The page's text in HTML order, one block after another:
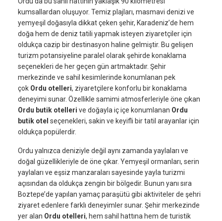
kumsallardan oluşuyor. Temiz plajları, masmavi denizi ve
yemyeşil doğasıyla dikkat çeken şehir, Karadeniz’de hem
doğa hem de deniz tatili yapmak isteyen ziyaretçiler için
oldukça cazip bir destinasyon haline gelmiştir. Bu gelişen
turizm potansiyeline paralel olarak şehirde konaklama
seçenekleri de her geçen gün artmaktadır. Şehir
merkezinde ve sahil kesimlerinde konumlanan pek
çok Ordu otelleri, ziyaretçilere konforlu bir konaklama
deneyimi sunar. Özellikle samimi atmosferleriyle öne çıkan
Ordu butik otelleri ve doğayla iç içe konumlanan Ordu
butik otel seçenekleri, sakin ve keyifli bir tatil arayanlar için
oldukça popülerdir.
Ordu yalnızca deniziyle değil aynı zamanda yaylaları ve
doğal güzellikleriyle de öne çıkar. Yemyeşil ormanları, serin
yaylaları ve eşsiz manzaraları sayesinde yayla turizmi
açısından da oldukça zengin bir bölgedir. Bunun yanı sıra
Boztepe’de yapılan yamaç paraşütü gibi aktiviteler de şehri
ziyaret edenlere farklı deneyimler sunar. Şehir merkezinde
yer alan Ordu otelleri, hem sahil hattına hem de turistik